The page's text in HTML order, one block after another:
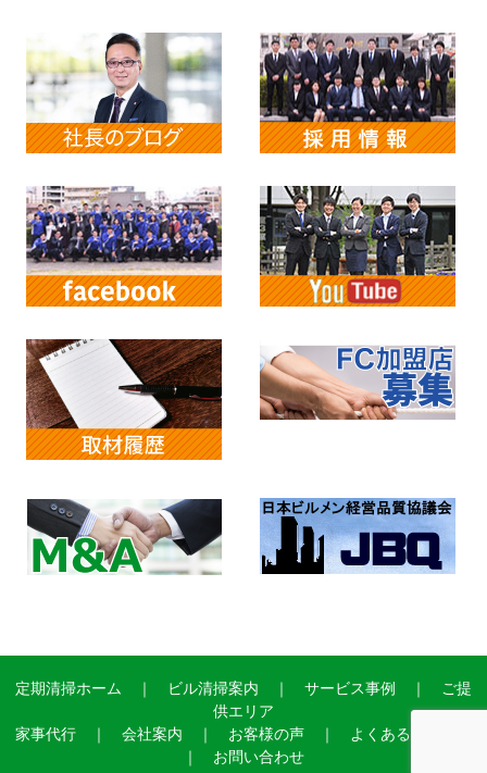
定期清掃ホーム ｜ ビル清掃案内 ｜ サービス事例 ｜ ご提
供エリア
家事代行｜ 会社案内 ｜ お客様の声｜ よくあるご質問
｜ お問い合わせ